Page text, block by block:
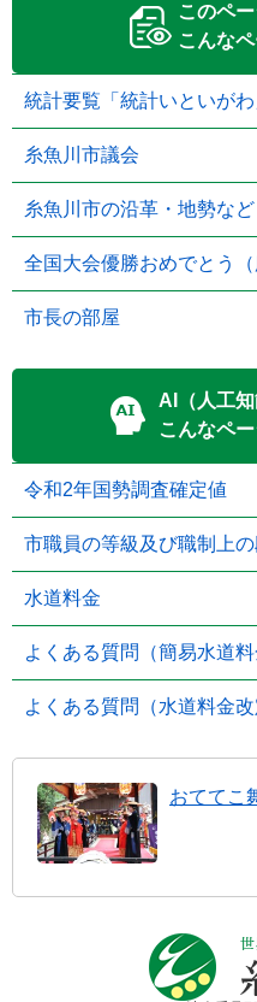
このペ
こんな
統計要覧「統計いといがわ
糸魚川市議会
糸魚川市の沿革・地勢など
全国大会優勝おめでとう（
市長の部屋
AI（人工
こんなペ
令和2年国勢調査確定値
市職員の等級及び職制上
水道料金
よくある質問（簡易水道料
よくある質問（水道料金改
おててこ